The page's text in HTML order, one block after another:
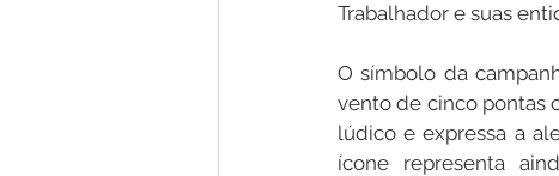
Trabalhador e suas
O símbolo da
vento de cinco pontas
lúdico e expressa a
ícone representa